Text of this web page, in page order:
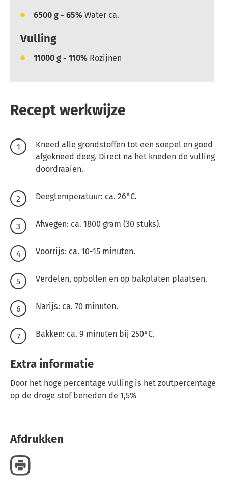
6500 g - 65% Water ca.
Vulling
11000 g - 110% Rozijnen
Recept werkwijze
Kneed alle grondstoffen tot een soepel en goed
afgekneed deeg. Direct na het kneden de vulling
doordraaien.
Deegtemperatuur: ca. 26°C.
Afwegen: ca. 1800 gram (30 stuks).
Voorrijs: ca. 10-15 minuten.
Verdelen, opbollen en op bakplaten plaatsen.
Narijs: ca. 70 minuten.
Bakken: ca. 9 minuten bij 250°C.
Extra informatie
Door het hoge percentage vulling is het zoutpercentage
op de droge stof beneden de 1,5%
Afdrukken